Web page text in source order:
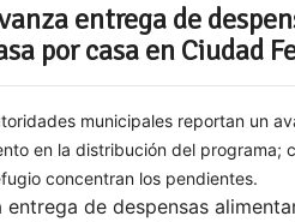
entrega de
por casa en Ciudad
municipales reportan un
en la distribución del programa;
concentran los pendientes.
entrega de despensas